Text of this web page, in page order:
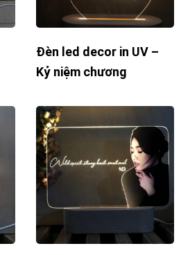
Đèn led decor in UV –
Kỷ niệm chương